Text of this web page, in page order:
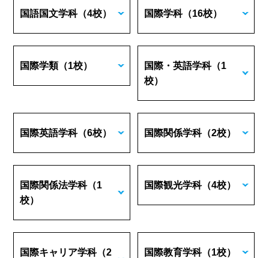
国語国文学科（4校） 国際学科（16校）
国際学類（1校） 国際・英語学科（1
校）
国際英語学科（6校） 国際関係学科（2校）
国際関係法学科（1
校）
国際観光学科（4校）
国際キャリア学科（2
国際教育学科（1校）